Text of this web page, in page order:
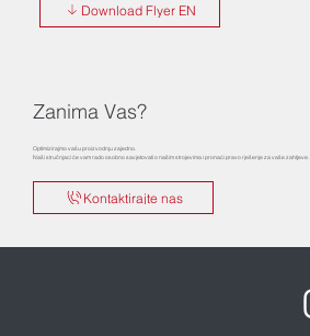
Download Flyer EN
Zanima Vas?
Optimizirajmo vašu proizvodnju zajedno.
Naši stručnjaci će vam rado osobno savjetovati o našim strojevima i pronaći pravo rješenje za vaše zahtjeve.
Kontaktirajte nas